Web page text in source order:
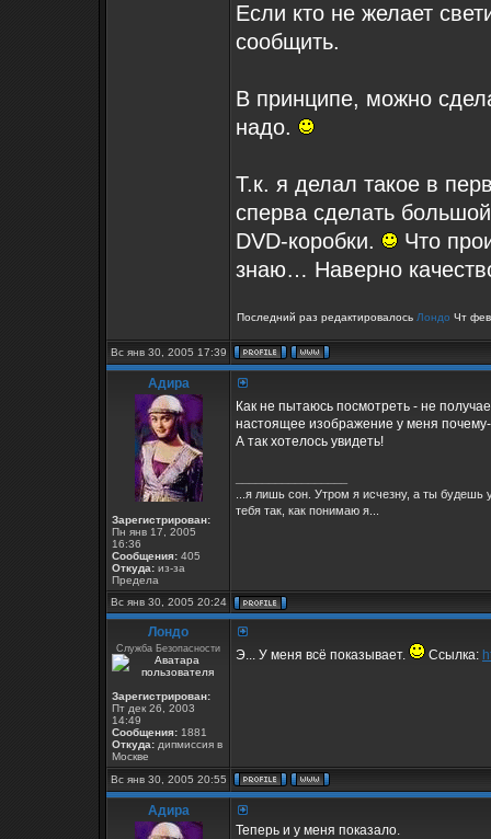
Если кто не желает
сообщить.
В принципе, можно
надо.
Т.к. я делал такое в
сперва сделать
DVD-коробки.
Что
знаю… Наверно
Последний раз редактировалось Лондо Чт фев
Вс янв 30, 2005 17:39
Адира
Зарегистрирован:
Пн янв 17, 2005
16:36
Сообщения: 405
Откуда: из-за
Предела
Как не пытаюсь посмотреть - не
настоящее изображение у меня
А так хотелось увидеть!
...я лишь сон. Утром я исчезну, а ты будешь
тебя так, как понимаю я...
Вс янв 30, 2005 20:24
Лондо
Служба Безопасности
Зарегистрирован:
Пт дек 26, 2003
14:49
Сообщения: 1881
Откуда: дипмиссия в
Москве
Э... У меня всё показывает. Ссылка:
Вс янв 30, 2005 20:55
Адира
Теперь и у меня показало.